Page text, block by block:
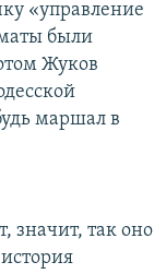
«управление
были
Жуков
маршал в
значит, так оно